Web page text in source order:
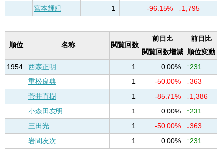
宮本輝紀
1 -96.15% ↓1,795
順位 名称 閲覧回数
前日比
閲覧回数増減
前日比
順位変動
1954
西森正明 1 0.00%
↑231
重松良典
1 -50.00%
↓363
菅井直樹
1 -85.71%
↓1,386
小森田友明
1 0.00%
↑231
三田光
1 -50.00%
↓363
岩間友次
1 0.00%
↑231